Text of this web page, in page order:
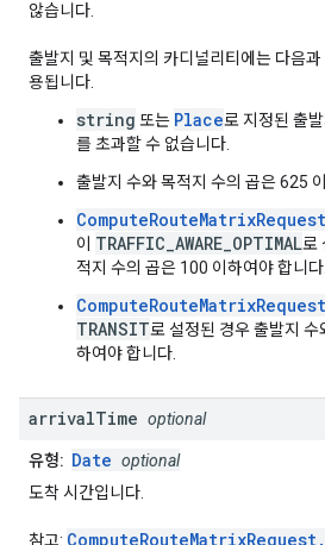
않습니다.
출발지 및 목적지의 카디널리티에는 다음
용됩니다.
string 또는 Place로 지정된 출
를 초과할 수 없습니다.
출발지 수와 목적지 수의 곱은 625
이 TRAFFIC_AWARE_OPTIMAL로
적지 수의 곱은 100 이하여야 합니다.
TRANSIT로 설정된 경우 출발지 수
하여야 합니다.
arrivalTime optional
유형: Date optional
도착 시간입니다.
참고: